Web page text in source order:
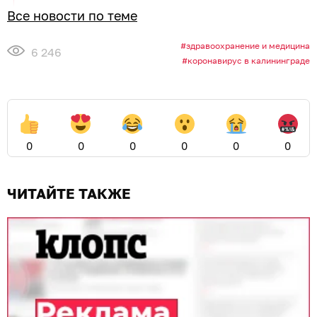
Все новости по теме
6 246
здравоохранение и медицина
коронавирус в калининграде
0 0 0 0 0 0
ЧИТАЙТЕ ТАКЖЕ